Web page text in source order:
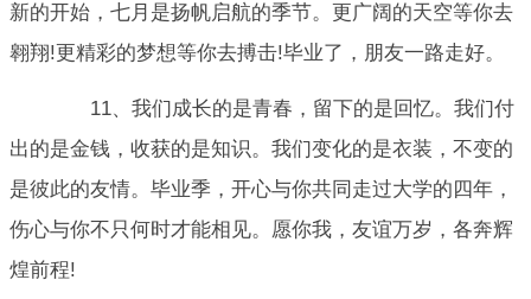
新的开始，七月是扬帆启航的季节。更广阔的天空等你去
翱翔!更精彩的梦想等你去搏击!毕业了，朋友一路走好。
11、我们成长的是青春，留下的是回忆。我们付
出的是金钱，收获的是知识。我们变化的是衣装，不变的
是彼此的友情。毕业季，开心与你共同走过大学的四年，
伤心与你不只何时才能相见。愿你我，友谊万岁，各奔辉
煌前程!